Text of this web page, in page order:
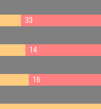
33
14
16